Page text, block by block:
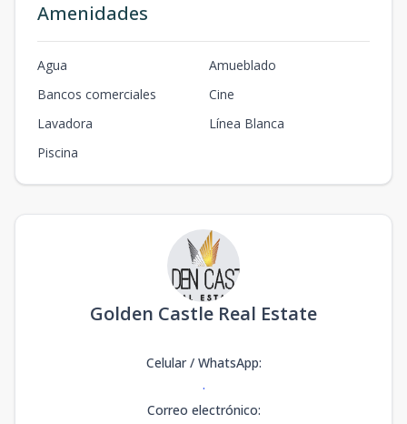
Amenidades
Agua
Amueblado
Bancos comerciales
Cine
Lavadora
Línea Blanca
Piscina
Golden Castle Real Estate
Celular / WhatsApp:
.
Correo electrónico: